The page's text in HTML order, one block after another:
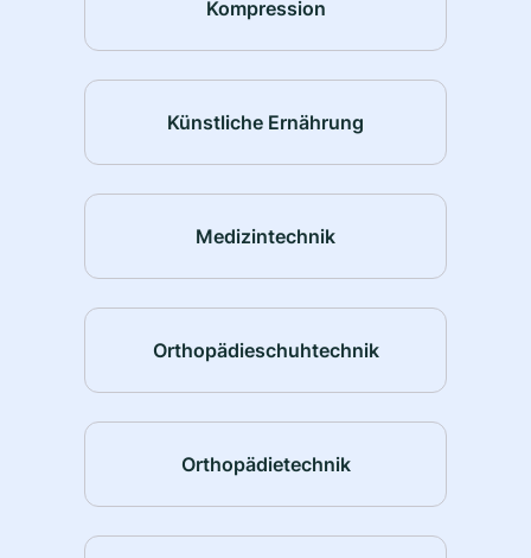
Kompression
Künstliche Ernährung
Medizintechnik
Orthopädieschuhtechnik
Orthopädietechnik